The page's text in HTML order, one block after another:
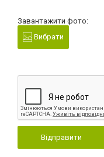
Завантажити фото:
Вибрати
Відправити